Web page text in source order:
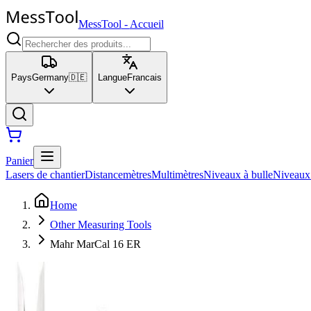
MessTool - Accueil
PaysGermany🇩🇪 LangueFrancais
Panier
Lasers de chantierDistancemètresMultimètresNiveaux à bulle
Home
Other Measuring Tools
Mahr MarCal 16 ER